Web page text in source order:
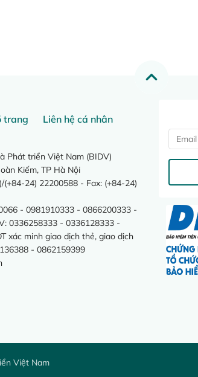
trang
Liên hệ cá nhân
Phát triển Việt Nam (BIDV)
Kiếm, TP Hà Nội
24) 22200588 - Fax: (+84-24)
- 0981910333 - 0866200333 -
0336258333 - 0336128333 -
xác minh giao dịch thẻ, giao dịch
- 0862159399
Việt Nam